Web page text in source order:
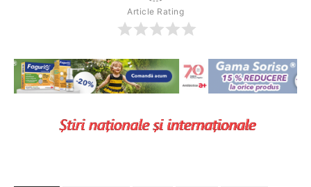
Article Rating